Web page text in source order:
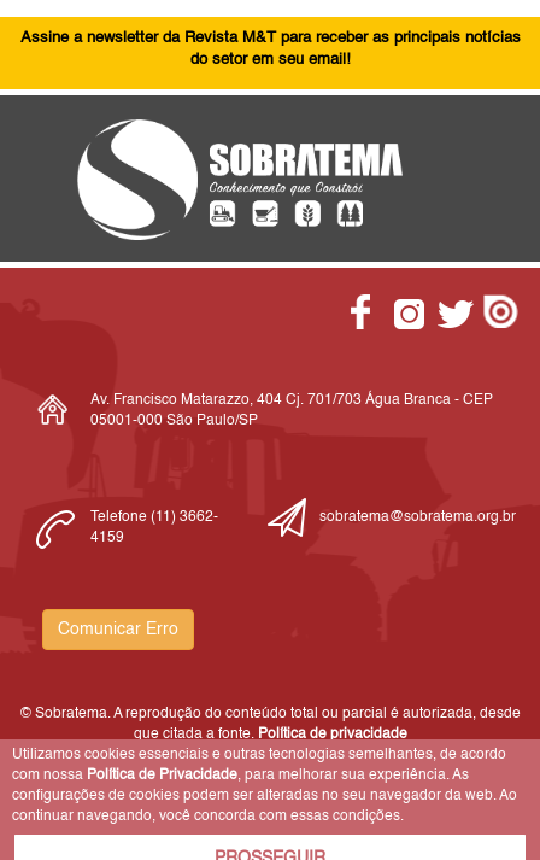
Assine a newsletter da Revista M&T para receber as principais notícias
do setor em seu email!
Av. Francisco Matarazzo, 404 Cj. 701/703 Água Branca - CEP
05001-000 São Paulo/SP
Telefone (11) 3662-
4159
sobratema@sobratema.org.br
Comunicar Erro
© Sobratema. A reprodução do conteúdo total ou parcial é autorizada, desde
que citada a fonte. Política de privacidade
Utilizamos cookies essenciais e outras tecnologias semelhantes, de acordo
com nossa Política de Privacidade, para melhorar sua experiência. As
configurações de cookies podem ser alteradas no seu navegador da web. Ao
continuar navegando, você concorda com essas condições.